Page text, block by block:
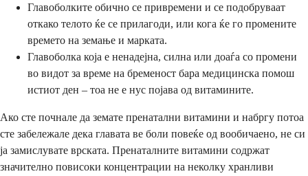
Главоболките обично се привремени и се подобруваат
откако телото ќе се прилагоди, или кога ќе го промените
времето на земање и марката.
Главоболка која е ненадејна, силна или доаѓа со промени
во видот за време на бременост бара медицинска помош
истиот ден – тоа не е нус појава од витамините.
Ако сте почнале да земате пренатални витамини и набргу потоа
сте забележале дека главата ве боли повеќе од вообичаено, не си
ја замислувате врската. Пренаталните витамини содржат
значително повисоки концентрации на неколку хранливи